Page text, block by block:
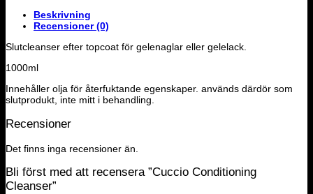
Beskrivning
Recensioner (0)
Slutcleanser efter topcoat för gelenaglar eller gelelack.
1000ml
Innehåller olja för återfuktande egenskaper. används därdör som
slutprodukt, inte mitt i behandling.
Recensioner
Det finns inga recensioner än.
Bli först med att recensera ”Cuccio Conditioning
Cleanser”